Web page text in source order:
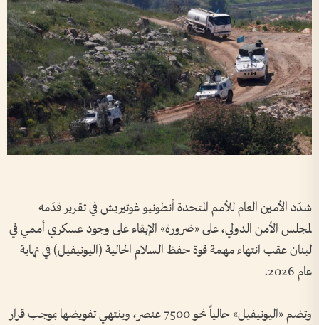
شدّد الأمين العام للأمم المتحدة أنطونيو غوتيريش في تقرير قدّمه
لمجلس الأمن الدولي، على «ضرورة» الإبقاء على وجود عسكري أممي في
لبنان عقب انتهاء مهمة قوة حفظ السلام الحالية (اليونيفيل) في نهاية
عام 2026.
وتضم «اليونيفيل» حالياً نحو 7500 عنصر، وينتهي تفويضها بموجب قرار